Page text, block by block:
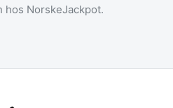
hos NorskeJackpot.